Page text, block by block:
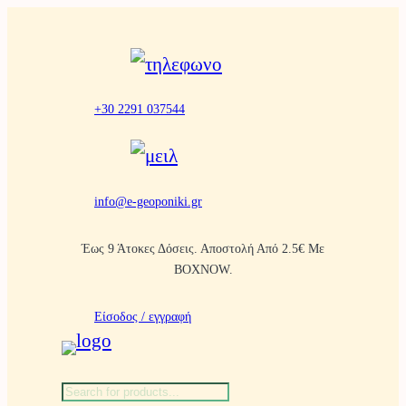
+30 2291 037544
info@e-geoponiki.gr
Έως 9 Άτοκες Δόσεις. Αποστολή Από 2.5€ Με
BOXNOW.
Είσοδος / εγγραφή